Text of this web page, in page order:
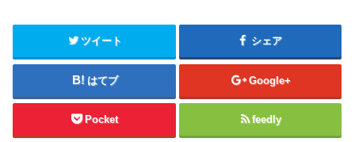
ツイート シェア
はてブ Google+
Pocket feedly